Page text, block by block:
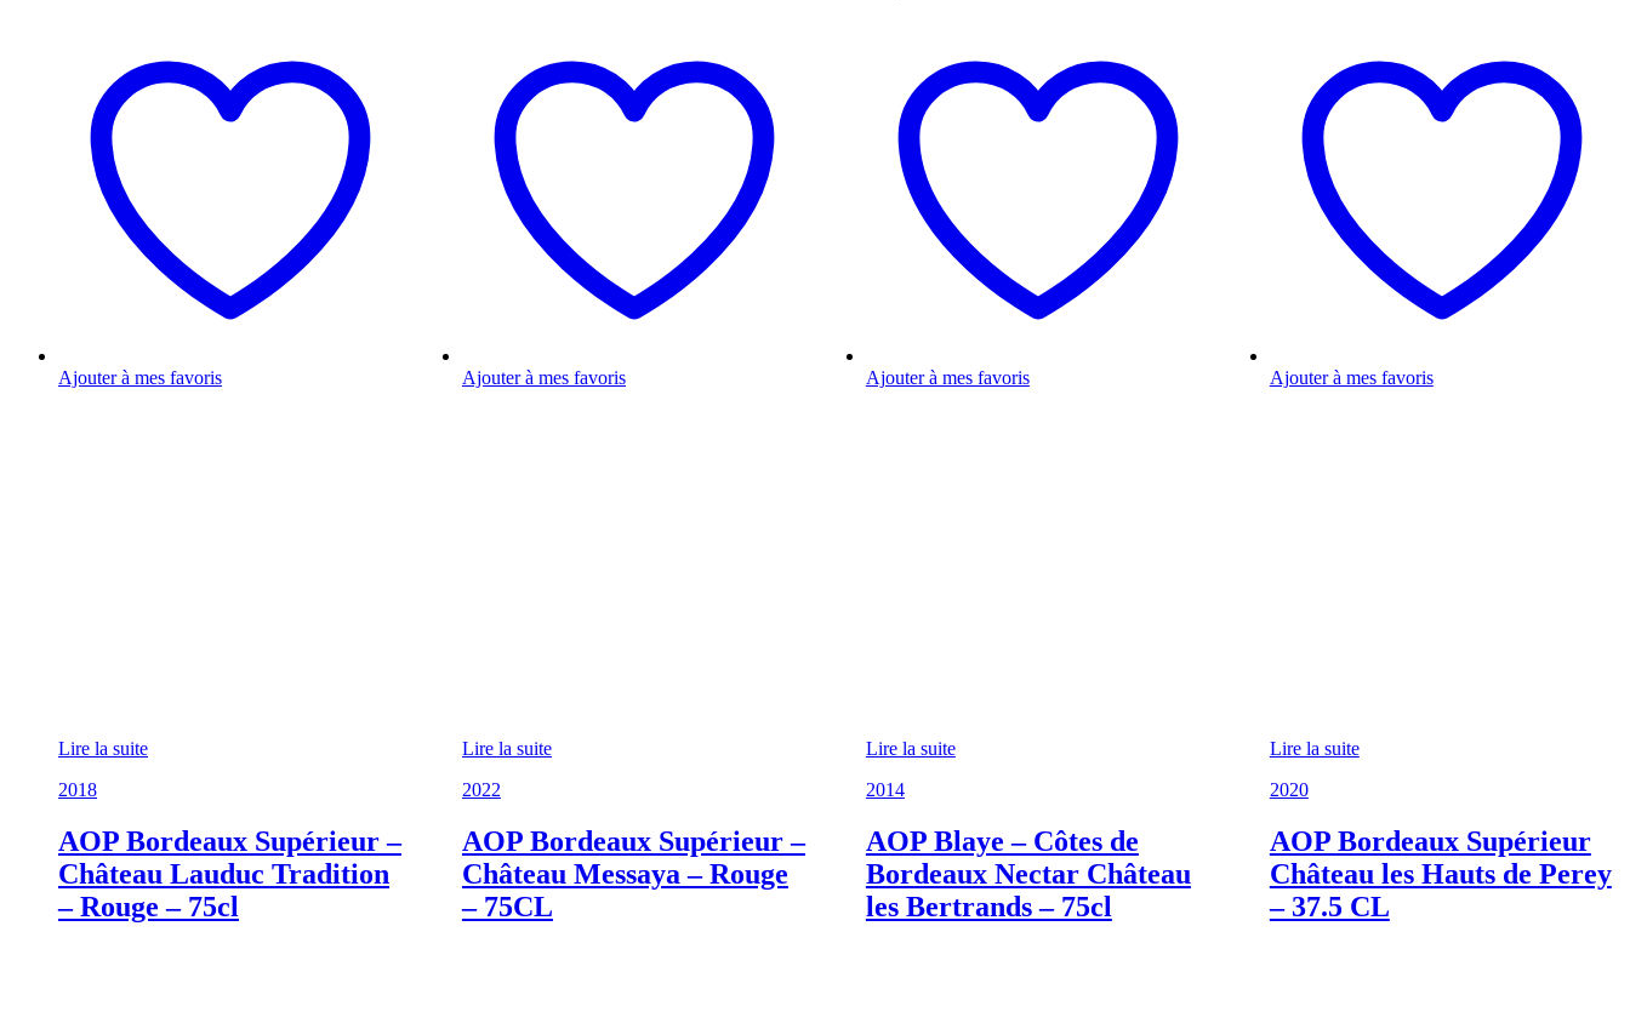
Ajouter à mes favoris
Lire la suite
2018
AOP Bordeaux Supérieur –
Château Lauduc Tradition
– Rouge – 75cl
Ajouter à mes favoris
Lire la suite
2022
AOP Bordeaux Supérieur –
Château Messaya – Rouge
– 75CL
Ajouter à mes favoris
Lire la suite
2014
AOP Blaye – Côtes de
Bordeaux Nectar Château
les Bertrands – 75cl
Ajouter à mes favoris
Lire la suite
2020
AOP Bordeaux Supérieur
Château les Hauts de Perey
– 37.5 CL